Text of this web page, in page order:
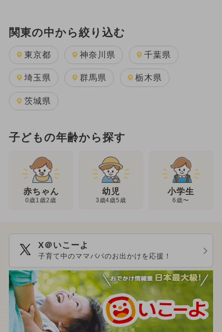
関東の中から絞り込む
東京都 神奈川県 千葉県
埼玉県 群馬県 栃木県
茨城県
子どもの年齢から探す
赤ちゃん
0歳1歳2歳
幼児
3歳4歳5歳
小学生
6歳〜
X＠いこーよ
子育て中のママパパのお出かけを応援！